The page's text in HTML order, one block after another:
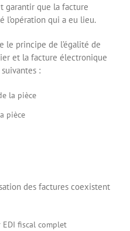
garantir que la facture
l’opération qui a eu lieu.
le principe de l’égalité de
et la facture électronique
:
la pièce
pièce
des factures coexistent
EDI fiscal complet